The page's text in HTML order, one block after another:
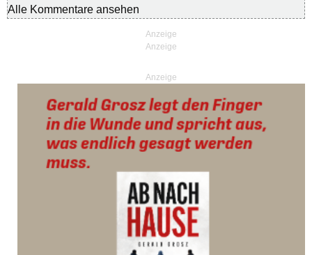
Alle Kommentare ansehen
Anzeige